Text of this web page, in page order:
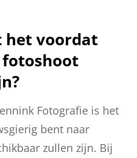
het voordat
fotoshoot
Fotografie is het
bent naar
zullen zijn. Bij